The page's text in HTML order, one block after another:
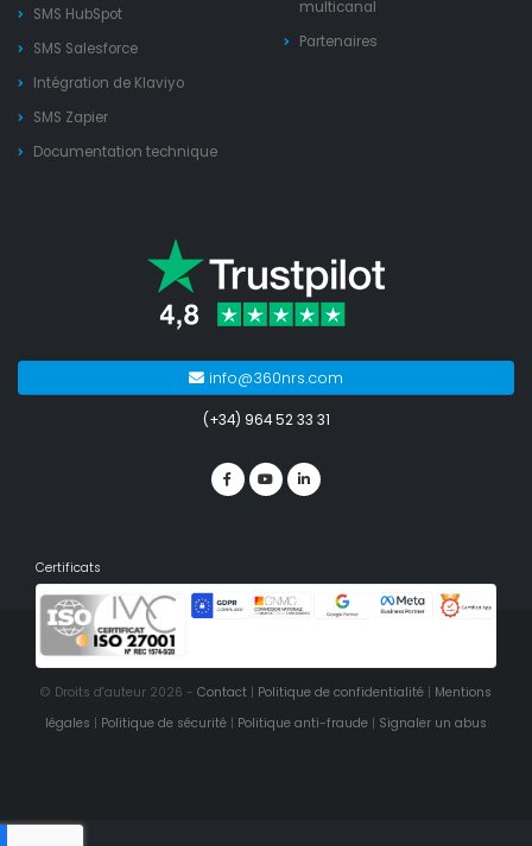
SMS HubSpot
SMS Salesforce
Intégration de Klaviyo
SMS Zapier
Documentation technique
multicanal
Partenaires
info@360nrs.com
(+34) 964 52 33 31
Certificats
© Droits d'auteur 2026 - Contact | Politique de confidentialité | Mentions
légales | Politique de sécurité | Politique anti-fraude | Signaler un abus